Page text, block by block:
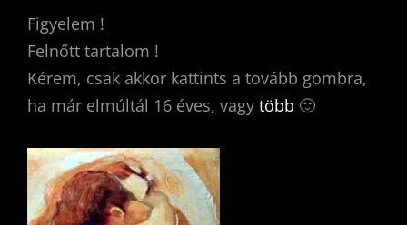
Figyelem !
Felnőtt tartalom !
Kérem, csak akkor kattints a tovább gombra,
ha már elmúltál 16 éves, vagy több 🙂